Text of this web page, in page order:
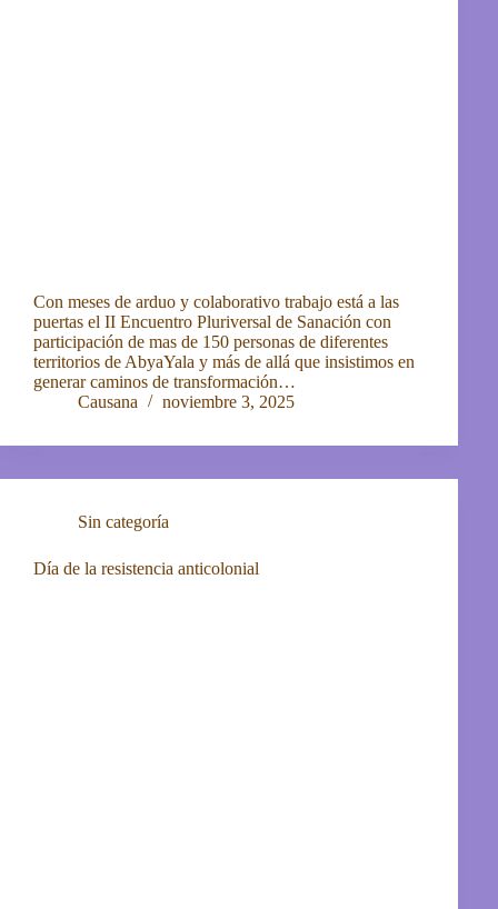
Con meses de arduo y colaborativo trabajo está a las
puertas el II Encuentro Pluriversal de Sanación con
participación de mas de 150 personas de diferentes
territorios de AbyaYala y más de allá que insistimos en
generar caminos de transformación…
Causana
noviembre 3, 2025
Sin categoría
Día de la resistencia anticolonial